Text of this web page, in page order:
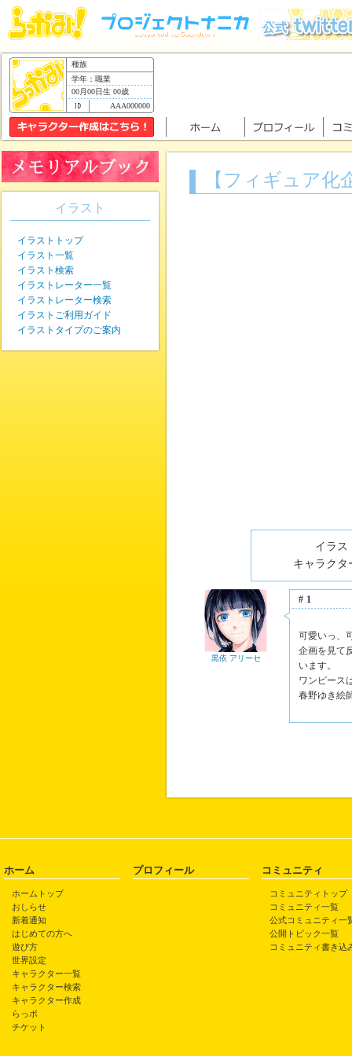
種族
学年：職業
00月00日生 00歳
AAA000000
【フィギュア化
イラス
キャラクタ
黒依 アリーセ
#1
可愛いっ、
企画を見て
います。
ワンピース
春野ゆき絵
イラスト
イラストトップ
イラスト一覧
イラスト検索
イラストレーター一覧
イラストレーター検索
イラストご利用ガイド
イラストタイプのご案内
ホーム
ホームトップ
おしらせ
新着通知
はじめての方へ
遊び方
世界設定
キャラクター一覧
キャラクター検索
キャラクター作成
らっポ
チケット
プロフィール コミュニティ
コミュニティトップ
コミュニティ一覧
公式コミュニティ一
公開トピック一覧
コミュニティ書き込